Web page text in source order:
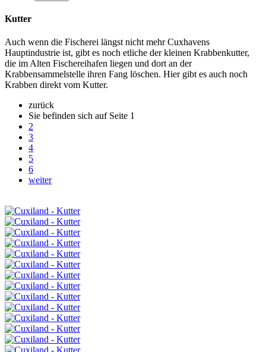
Kutter
Auch wenn die Fischerei längst nicht mehr Cuxhavens
Hauptindustrie ist, gibt es noch etliche der kleinen Krabbenkutter,
die im Alten Fischereihafen liegen und dort an der
Krabbensammelstelle ihren Fang löschen. Hier gibt es auch noch
Krabben direkt vom Kutter.
zurück
Sie befinden sich auf Seite 1
2
3
4
5
6
weiter